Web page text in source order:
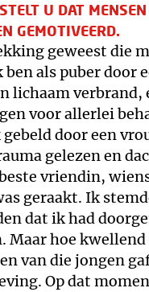
U DAT
GEMOTIVEERD.
geweest die
als puber door
lichaam verbrand,
voor allerlei
door een
gelezen en
vriendin,
geraakt. Ik
dat ik had
Maar hoe
van die jongen
Op dat